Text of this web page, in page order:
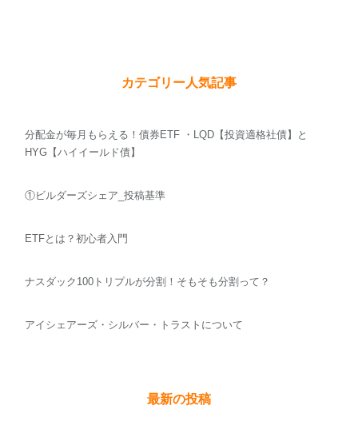
カテゴリー人気記事
分配金が毎月もらえる！債券ETF ・LQD【投資適格社債】と
HYG【ハイイールド債】
①ビルダーズシェア_投稿基準
ETFとは？初心者入門
ナスダック100トリプルが分割！そもそも分割って？
アイシェアーズ・シルバー・トラストについて
最新の投稿